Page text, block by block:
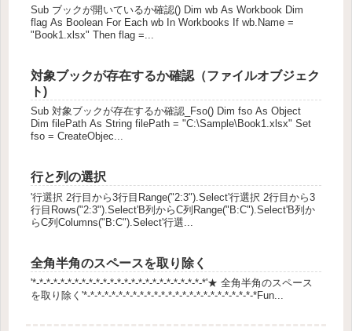
Sub ブックが開いているか確認() Dim wb As Workbook Dim
flag As Boolean For Each wb In Workbooks If wb.Name =
"Book1.xlsx" Then flag =...
対象ブックが存在するか確認（ファイルオブジェク
ト)
Sub 対象ブックが存在するか確認_Fso() Dim fso As Object
Dim filePath As String filePath = "C:\Sample\Book1.xlsx" Set
fso = CreateObjec...
行と列の選択
'行選択 2行目から3行目Range("2:3").Select'行選択 2行目から3
行目Rows("2:3").Select'B列からC列Range("B:C").Select'B列か
らC列Columns("B:C").Select'行選...
全角半角のスペースを取り除く
'*-*-*-*-*-*-*-*-*-*-*-*-*-*-*-*-*-*-*-*-*-*-*-*-*'★ 全角半角のスペース
を取り除く'*-*-*-*-*-*-*-*-*-*-*-*-*-*-*-*-*-*-*-*-*-*-*-*-*Fun...